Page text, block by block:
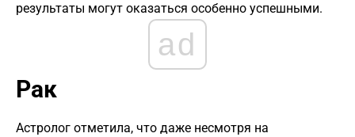
результаты могут оказаться особенно успешными.
ad
Рак
Астролог отметила, что даже несмотря на